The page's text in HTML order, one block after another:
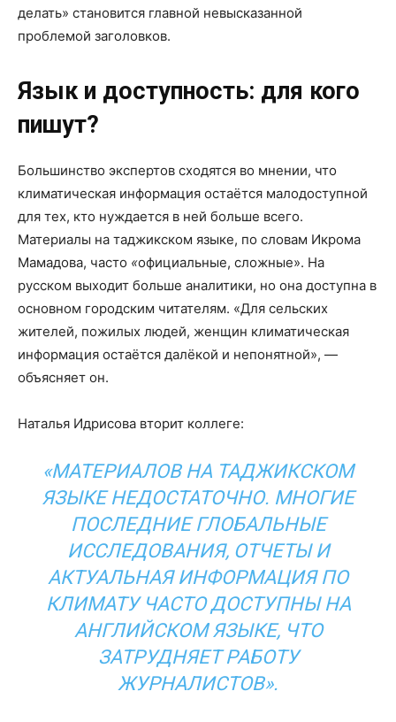
делать» становится главной невысказанной
проблемой заголовков.
Язык и доступность: для кого
пишут?
Большинство экспертов сходятся во мнении, что
климатическая информация остаётся малодоступной
для тех, кто нуждается в ней больше всего.
Материалы на таджикском языке, по словам Икрома
Мамадова, часто «официальные, сложные». На
русском выходит больше аналитики, но она доступна в
основном городским читателям. «Для сельских
жителей, пожилых людей, женщин климатическая
информация остаётся далёкой и непонятной», —
объясняет он.
Наталья Идрисова вторит коллеге:
«МАТЕРИАЛОВ НА ТАДЖИКСКОМ
ЯЗЫКЕ НЕДОСТАТОЧНО. МНОГИЕ
ПОСЛЕДНИЕ ГЛОБАЛЬНЫЕ
ИССЛЕДОВАНИЯ, ОТЧЕТЫ И
АКТУАЛЬНАЯ ИНФОРМАЦИЯ ПО
КЛИМАТУ ЧАСТО ДОСТУПНЫ НА
АНГЛИЙСКОМ ЯЗЫКЕ, ЧТО
ЗАТРУДНЯЕТ РАБОТУ
ЖУРНАЛИСТОВ».